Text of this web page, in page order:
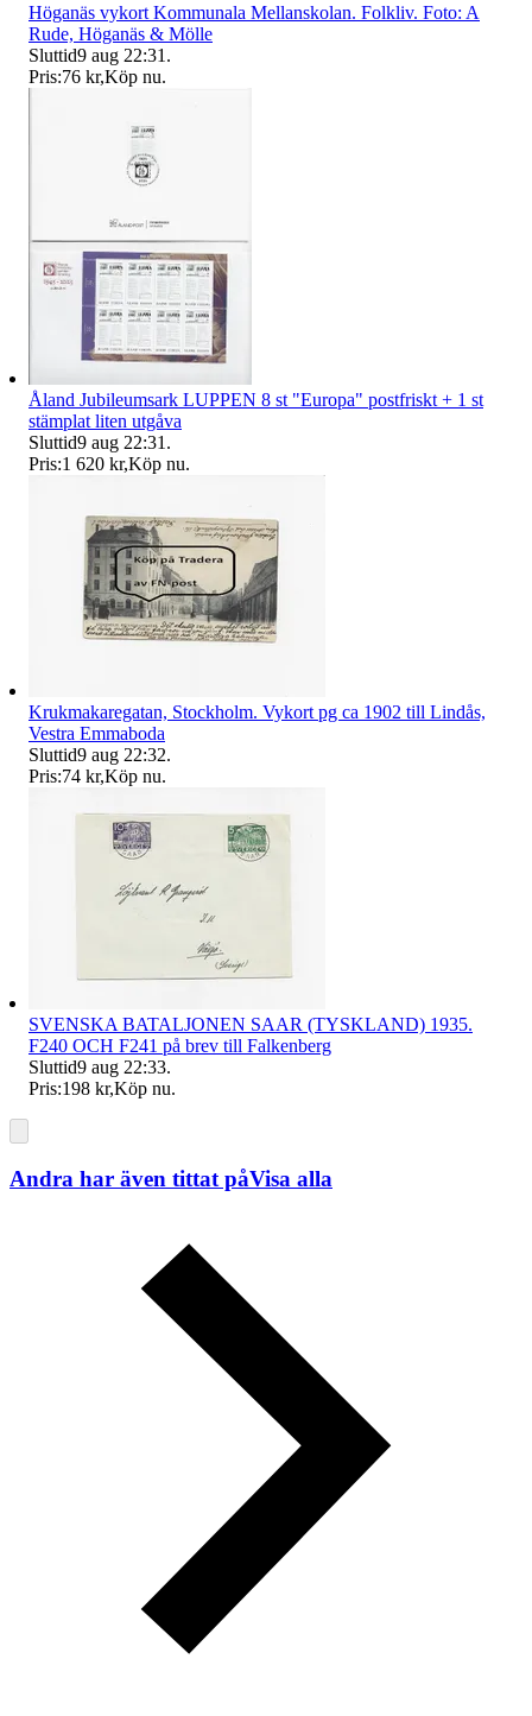
Höganäs vykort Kommunala Mellanskolan. Folkliv. Foto: A
Rude, Höganäs & Mölle
Sluttid9 aug 22:31 .
Pris:76 kr,Köp nu.
Åland Jubileumsark LUPPEN 8 st "Europa" postfriskt + 1 st
stämplat liten utgåva
Sluttid9 aug 22:31 .
Pris:1 620 kr,Köp nu.
Krukmakaregatan, Stockholm. Vykort pg ca 1902 till Lindås,
Vestra Emmaboda
Sluttid9 aug 22:32.
Pris:74 kr,Köp nu.
SVENSKA BATALJONEN SAAR (TYSKLAND) 1935.
F240 OCH F241 på brev till Falkenberg
Sluttid9 aug 22:33.
Pris:198 kr,Köp nu.
Andra har även tittat påVisa alla